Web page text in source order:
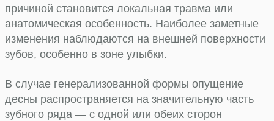
причиной становится локальная травма или
анатомическая особенность. Наиболее заметные
изменения наблюдаются на внешней поверхности
зубов, особенно в зоне улыбки.
В случае генерализованной формы опущение
десны распространяется на значительную часть
зубного ряда — с одной или обеих сторон